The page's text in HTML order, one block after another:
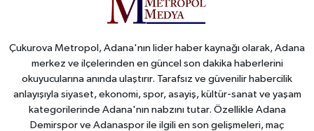
Çukurova Metropol, Adana'nın lider haber kaynağı olarak, Adana
merkez ve ilçelerinden en güncel son dakika haberlerini
okuyucularına anında ulaştırır. Tarafsız ve güvenilir habercilik
anlayışıyla siyaset, ekonomi, spor, asayiş, kültür-sanat ve yaşam
kategorilerinde Adana'nın nabzını tutar. Özellikle Adana
Demirspor ve Adanaspor ile ilgili en son gelişmeleri, maç